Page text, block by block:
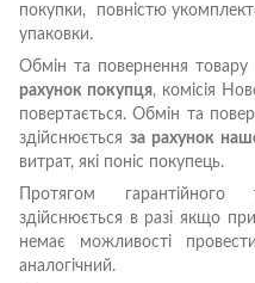
покупки, повністю
упаковки.
Обмін та повернення товару
рахунок покупця, комісія
повертається. Обмін та
здійснюється за рахунок
витрат, які поніс покупець.
Протягом
здійснюється в разі якщо
немає можливості
аналогічний.